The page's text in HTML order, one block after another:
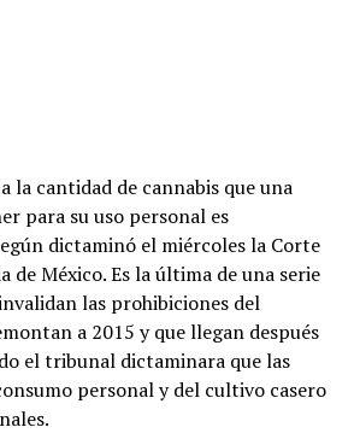
la cantidad de cannabis que una
para su uso personal es
dictaminó el miércoles la Corte
de México. Es la última de una serie
las prohibiciones del
a 2015 y que llegan después
el tribunal dictaminara que las
personal y del cultivo casero